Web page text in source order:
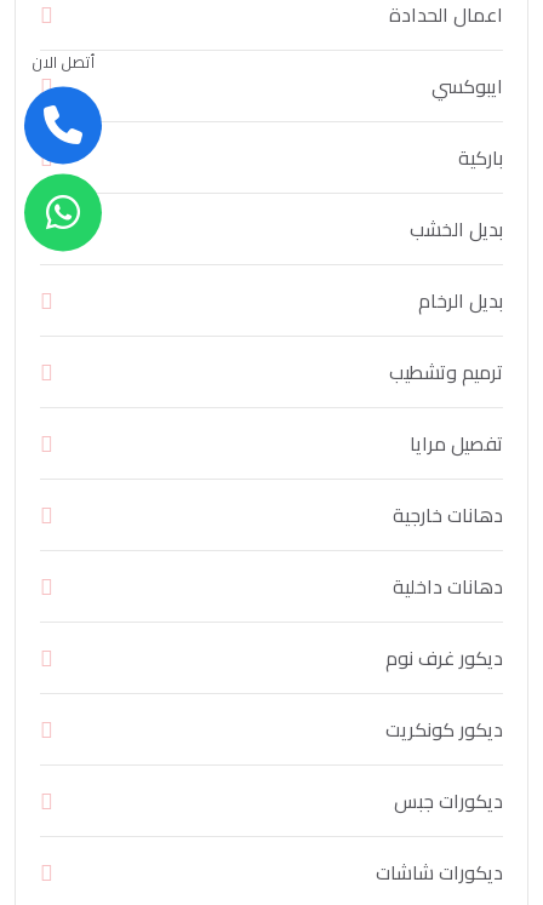
اعمال الحدادة
ايبوكسي
باركية
بديل الخشب
بديل الرخام
ترميم وتشطيب
تفصيل مرايا
دهانات خارجية
دهانات داخلية
ديكور غرف نوم
ديكور كونكريت
ديكورات جبس
ديكورات شاشات
أتصل الان